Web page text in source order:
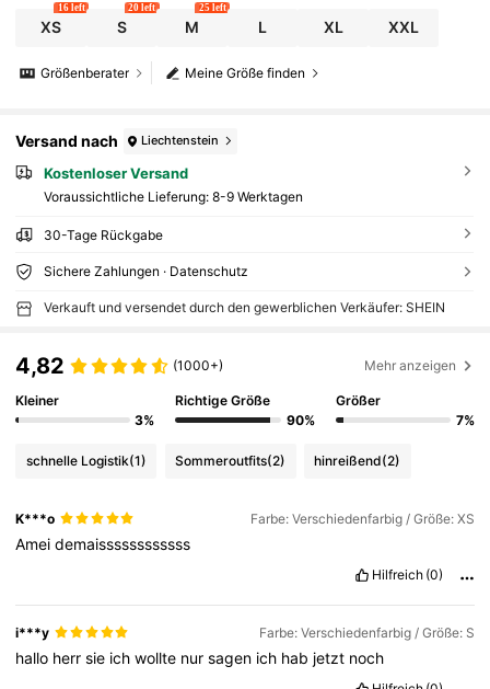
XS
16 left
S
20 left
M
25 left
L XL XXL
Meine Größe finden
Größenberater
Versand nach Liechtenstein
Kostenloser Versand
Voraussichtliche Lieferung: 8-9 Werktagen
30-Tage Rückgabe
Sichere Zahlungen · Datenschutz
Verkauft und versendet durch den gewerblichen Verkäufer: SHEIN
4,82 (1000+) Mehr anzeigen
Kleiner
3%
Richtige Größe
90%
Größer
7%
schnelle Logistik(1) Sommeroutfits(2) hinreißend(2)
K***o Farbe: Verschiedenfarbig / Größe: XS
Ameidemaissssssssssss
Hilfreich (0)
i***y Farbe: Verschiedenfarbig / Größe: S
hallo herrsie ichwollte nursagen ich hab jetzt noch